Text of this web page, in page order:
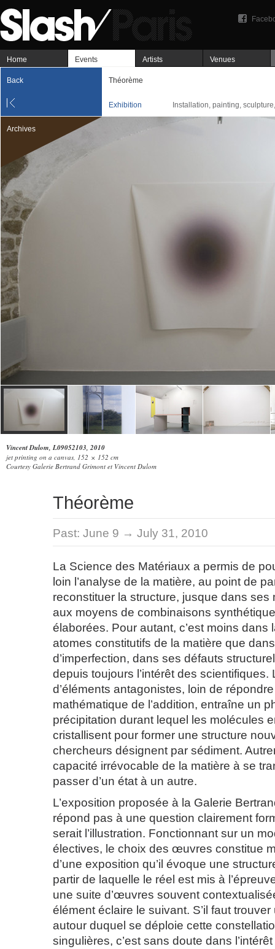
Home Events Artists Venues
Back Théorème
Exhibition Installation, painting,
Archives
Vincent Dulom, L09052103, 2010
jet printing on a canvas, 152 × 152 cm
Courtesy Galerie Bertrand Grimont et Vincent Dulom
Théorème
Past: June 9 → July 31, 2010
La Science des Matériaux a permis de
loin l’analyse de la matière, au point de
reconstituer la structure, jusque dans ses
aux moyens de combinaisons
élaborées. Pour autant, c’est moins dans
atomes constitutifs de la matière que
d’imperfection, dans ses défauts
depuis toujours l’intérêt des scientifiques.
d’éléments antagonistes, loin de
mathématique de l’addition, entraîne un
précipitation durant lequel les molécules
cristallisent pour former une structure
chercheurs désignent par sédiment.
capacité irrévocable de la matière à se
passer d’un état à un autre.
L’exposition proposée à la Galerie
répond pas à une question clairement
serait l’illustration. Fonctionnant sur un
électives, le choix des œuvres constitue
d’une exposition qu’il évoque une
partir de laquelle le réel est mis à
une suite d’œuvres souvent
élément éclaire le suivant. S’il faut
autour duquel se déploie cette
singulières, c’est sans doute dans